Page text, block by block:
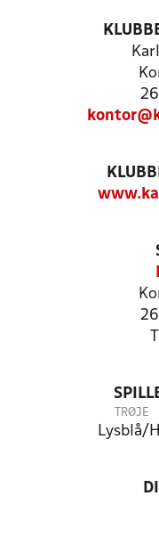
TRØJE
Lysblå/